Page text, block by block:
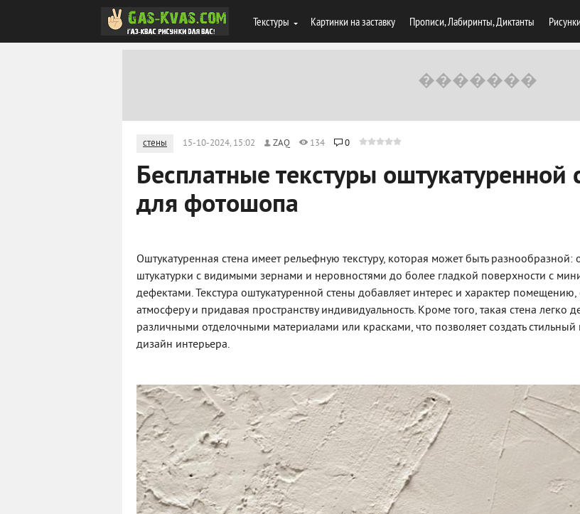
Текстуры Картинки на заставку Прописи, Лабиринты, Диктанты Рисунки
стены 15-10-2024, 15:02 ZAQ 134 0
Бесплатные текстуры оштукатуренной
для фотошопа
Оштукатуренная стена имеет рельефную текстуру, которая может быть разнообразной:
штукатурки с видимыми зернами и неровностями до более гладкой поверхности с
дефектами. Текстура оштукатуренной стены добавляет интерес и характер
атмосферу и придавая пространству индивидуальность. Кроме того, такая стена легко
различными отделочными материалами или красками, что позволяет создать
дизайн интерьера.